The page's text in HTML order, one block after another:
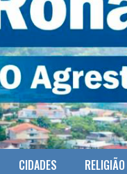
CIDADES RELIGIÃO